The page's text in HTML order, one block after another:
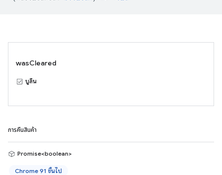
wasCleared
บูลีน
การคืนสินค้า
Promise<boolean>
Chrome 91 ขึ้นไป